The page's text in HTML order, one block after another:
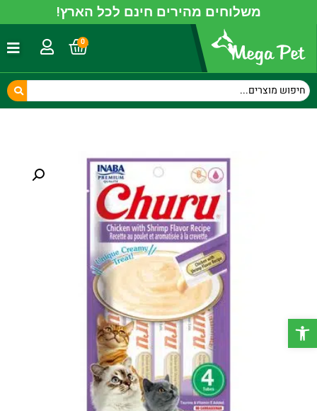
פתח סרגל נגישות
משלוחים מהירים חינם לכל הארץ!
0